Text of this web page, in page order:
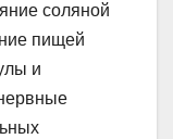
соляной
пищей
и